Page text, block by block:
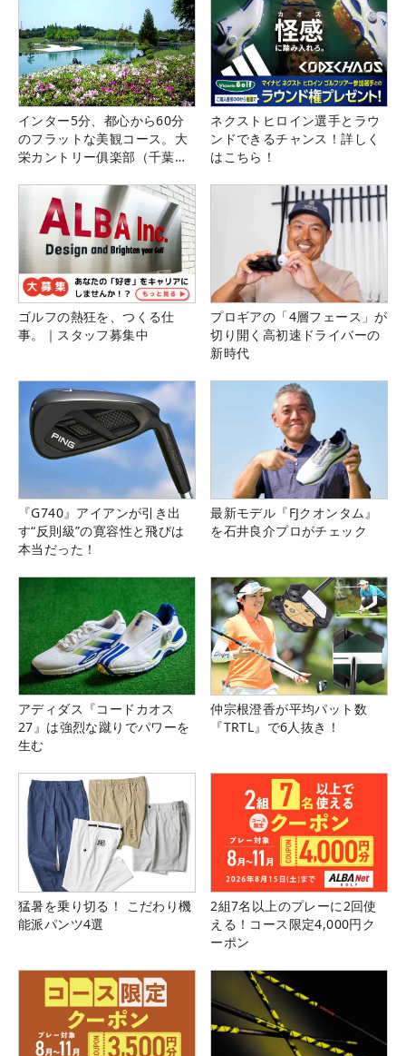
インター5分、都心から60分
のフラットな美観コース。大
栄カントリー俱楽部（千葉
ネクストヒロイン選手とラウ
ンドできるチャンス！詳しく
はこちら！
ゴルフの熱狂を、つくる仕
事。｜スタッフ募集中
プロギアの「4層フェース」が
切り開く高初速ドライバーの
新時代
『G740』アイアンが引き出
す“反則級”の寛容性と飛びは
本当だった！
最新モデル『FJクオンタム』
を石井良介プロがチェック
アディダス『コードカオス
27』は強烈な蹴りでパワーを
生む
仲宗根澄香が平均パット数
『TRTL』で6人抜き！
猛暑を乗り切る！ こだわり機
能派パンツ4選
2組7名以上のプレーに2回使
える！コース限定4,000円ク
ーポン